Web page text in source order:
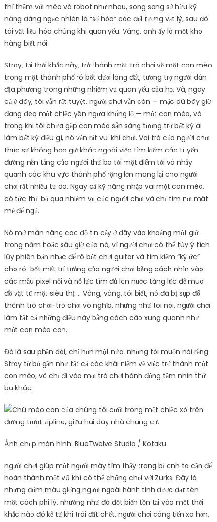
thì thầm với mèo và robot như nhau, song song sở hữu kỹ
năng đáng ngạc nhiên là “số hóa” các đối tượng vật lý, sau đó
tái vật liệu hóa chúng khi quan yếu. Vâng, anh ấy là một kho
hàng biết nói.
Stray, tại thời khắc này, trở thành một trò chơi về một con mèo
trong một thành phố rô bốt dưới lòng đất, tương trợ người dân
địa phương trong những nhiệm vụ quan yếu của họ. Và, ngay
cả ở đây, tôi vẫn rất tuyệt. người chơi vẫn còn — mặc dù bây giờ
đang đeo một chiếc yên ngựa khổng lồ — một con mèo, và
trong khi tôi chưa gặp con mèo sẵn sàng tương trợ bất kỳ ai
làm bất kỳ điều gì, nó vẫn rất vui khi chơi. Vai trò của người chơi
thực sự không bao giờ khác ngoài việc tìm kiếm các tuyến
đường nền tảng của người thứ ba tới một điểm tới và nhảy
quanh các khu vực thành phố rộng lớn mang lại cho người
chơi rất nhiều tự do. Ngay cả kỹ năng nhập vai một con mèo,
có tức thị: bỏ qua nhiệm vụ của người chơi và chỉ tìm nơi mát
mẻ để ngủ.
Nó mở màn nâng cao độ tin cậy ở đây vào khoảng một giờ
trong năm hoặc sáu giờ của nó, vì người chơi có thể tùy ý tích
lũy phiên bản nhạc để rô bốt chơi guitar và tìm kiếm “ký ức”
cho rô-bốt mất trí tưởng của người chơi bằng cách nhìn vào
các mẫu pixel nổi và nỗ lực tìm đủ lon nước tăng lực để mua
đồ vật từ một siêu thị … Vâng, vâng, tôi biết, nó đã bị sụp đổ
thành trò chơi-trò chơi vô nghĩa, nhưng như tôi nói, người chơi
làm tất cả những điều này bằng cách cào xung quanh như
một con mèo con.
Đó là sau phần dài, chỉ hơn một nửa, nhưng tôi muốn nói rằng
Stray từ bỏ gần như tất cả các khái niệm về việc trở thành một
con mèo, và chỉ đi vào mọi trò chơi hành động tầm nhìn thứ
ba khác.
Ảnh chụp màn hình: BlueTwelve Studio / Kotaku
người chơi giúp một người máy tìm thấy trang bị anh ta cần để
hoàn thành một vũ khí có thể chống chọi với Zurks. Đây là
những đốm màu giống người ngoài hành tinh được đặt tên
một cách phi lý, nhường như đã đột biến tồn tại vào một thời
khắc nào đó kể từ khi trái đất chết. người chơi càng tiến xa hơn,